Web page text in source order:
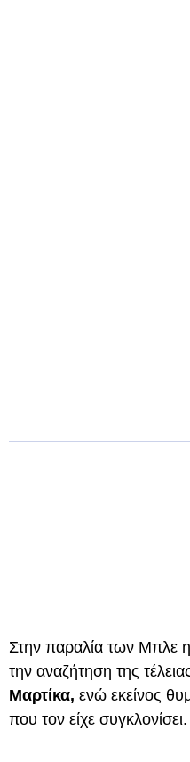
Στην παραλία των Μπλε
την αναζήτηση της
Μαρτίκα, ενώ εκείνος
που τον είχε συγκλονίσει.